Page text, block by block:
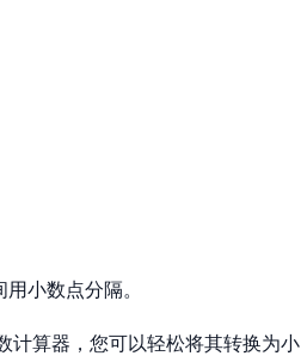
小数点分隔。
计算器，您可以轻松将其转换为小